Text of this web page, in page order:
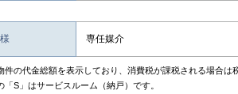
専任媒介
の代金総額を表示しており、消費税が課税される場合は
S」はサービスルーム（納戸）です。